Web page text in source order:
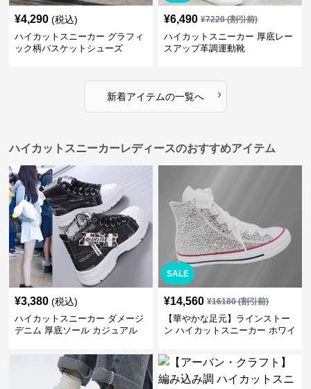
¥4,290 (税込)
ハイカットスニーカー グラフィ
ック柄バスケットシューズ
¥6,490 ¥7220(割引前)
ハイカットスニーカー 厚底レー
スアップ革調運動靴
新着アイテムの一覧へ ›
ハイカットスニーカーレディースのおすすめアイテム
¥3,380 (税込)
ハイカットスニーカー ダメージ
デニム 厚底ソール カジュアル
かわいい 学校 日常使い 履きや
SALE
¥14,560 ¥16180(割引前)
【華やかな足元】ラインストー
ン ハイカットスニーカー ホワイ
ボン